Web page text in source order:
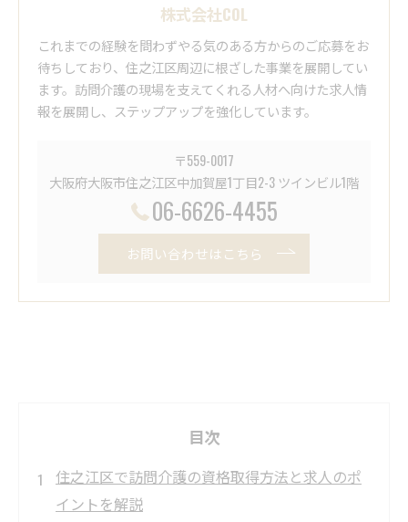
株式会社COL
これまでの経験を問わずやる気のある方からのご応募をお
待ちしており、住之江区周辺に根ざした事業を展開してい
ます。訪問介護の現場を支えてくれる人材へ向けた求人情
報を展開し、ステップアップを強化しています。
〒559-0017
大阪府大阪市住之江区中加賀屋1丁目2-3 ツインビル1階
06-6626-4455
お問い合わせはこちら
目次
住之江区で訪問介護の資格取得方法と求人のポ
イントを解説